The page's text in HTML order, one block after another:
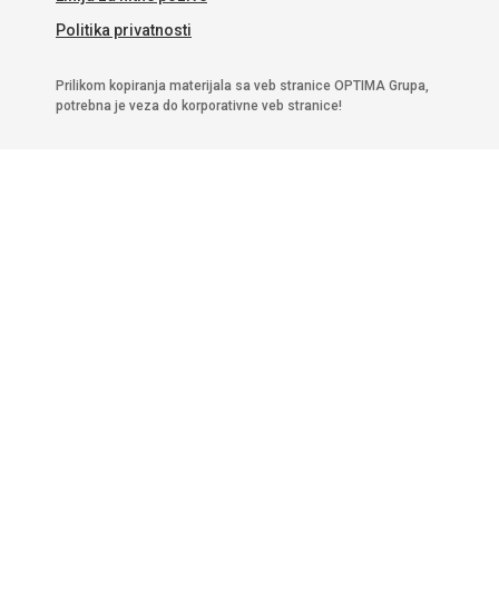
Politika privatnosti
Prilikom kopiranja materijala sa veb stranice OPTIMA Grupa,
potrebna je veza do korporativne veb stranice!